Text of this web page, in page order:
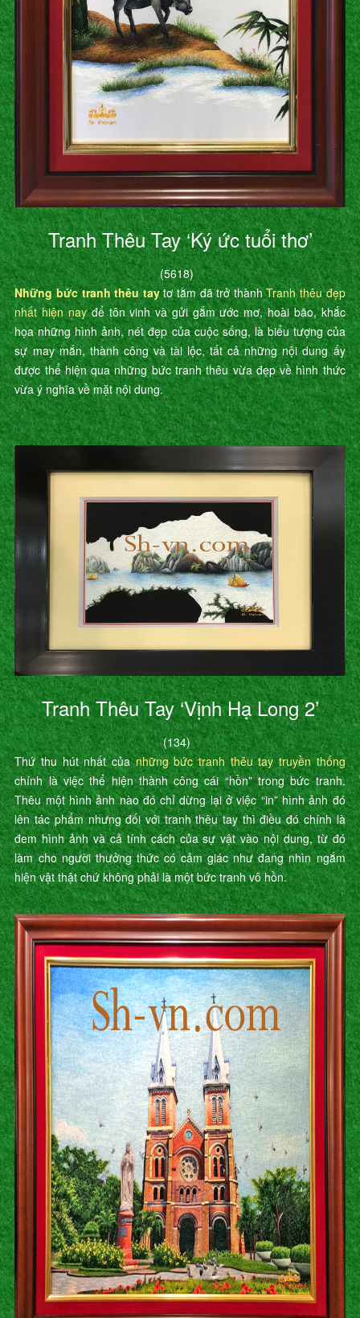
Tranh Thêu Tay ‘Ký ức tuổi thơ’
(5618)
Những bức tranh thêu taytơ tằm đã trở thànhTranh thêu đẹp
nhất hiện nayđể tôn vinh và gửi gắm ước mơ, hoài bão, khắc
họa những hình ảnh, nét đẹp của cuộc sống, là biểu tượng của
sự may mắn, thành công và tài lộc, tất cả những nội dung ấy
được thể hiện qua những bức tranh thêu vừa đẹp về hình thức
vừa ý nghĩa về mặt nội dung.
Tranh Thêu Tay ‘Vịnh Hạ Long 2’
(134)
Thứ thu hút nhất củanhững bức tranh thêu tay truyền thống
chính là việc thể hiện thành công cái “hồn” trong bức tranh.
Thêu một hình ảnh nào đó chỉ dừng lại ở việc “in” hình ảnh đó
lên tác phẩm nhưng đối với tranh thêu tay thì điều đó chính là
đem hình ảnh và cả tính cách của sự vật vào nội dung, từ đó
làm cho người thưởng thức có cảm giác như đang nhìn ngắm
hiện vật thật chứ không phải là một bức tranh vô hồn.